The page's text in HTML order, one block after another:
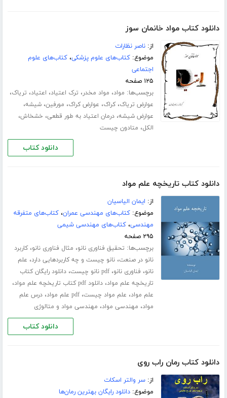
دانلود کتاب مواد خانمان سوز
از:ناصر نظارات
موضوع:کتاب‌های علوم پزشکی،کتاب‌های علوم
اجتماعی
۱۲۵ صفحه
برچسب‌ها: مواد، مواد مخدر، ترک اعتیاد، اعتیاد، تریاک،
عوارض تریاک،کراک، عوارض کراک، مورفین،شیشه،
عوارض شیشه،درمان اعتیاد به طور قطعی، خشخاش،
الکل، متادون چیست
دانلود کتاب
دانلود کتاب تاریخچه علم مواد
از: ایمان الیاسیان
موضوع:کتاب‌های مهندسی عمران،کتاب‌های متفرقه
مهندسی،کتاب‌های مهندسی شیمی
۲۹۵ صفحه
برچسب‌ها: تحقیق فناوری نانو، مثال فناوری نانو،کاربرد
نانو در صنعت،نانو چیست و چه کاربردهایی دارد، علم
نانو، فناوری نانو،pdf نانو چیست ،دانلود رایگان کتاب
تاریخچه علم مواد،دانلود pdf کتاب تاریخچه علم مواد ،
علم مواد، علم مواد چیست،pdf علم مواد ،درس علم
مواد، مهندسی مواد، مهندسی مواد و متالوژی
دانلود کتاب
دانلود کتاب رمان راب روی
از:سر والتر اسکات
موضوع:دانلود رایگان بهترین رمان‌ها